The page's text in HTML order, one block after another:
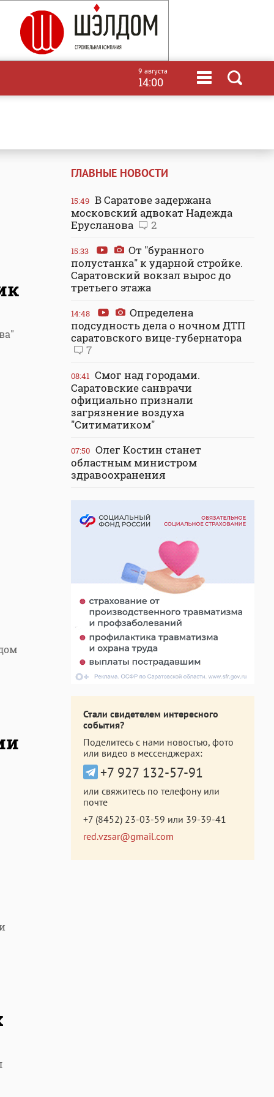
9 августа
14:00
ГЛАВНЫЕ НОВОСТИ
15:49 В Саратове задержана
московский адвокат Надежда
Ерусланова
2
15:33
От "буранного
полустанка" к ударной стройке.
Саратовский вокзал вырос до
третьего этажа
14:48
Определена
подсудность дела о ночном ДТП
саратовского вице-губернатора
7
08:41 Смог над городами.
Саратовские санврачи
официально признали
загрязнение воздуха
"Ситиматиком"
07:50 Олег Костин станет
областным министром
здравоохранения
Стали свидетелем интересного
события?
Поделитесь с нами новостью, фото
или видео в мессенджерах:
+7 927 132-57-91
или свяжитесь по телефону или
почте
+7 (8452) 23-03-59 или 39-39-41
red.vzsar@gmail.com